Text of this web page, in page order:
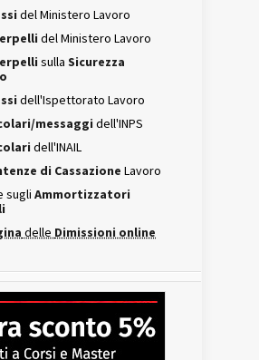
del Ministero Lavoro
del Ministero Lavoro
sulla Sicurezza
dell'Ispettorato Lavoro
messaggi dell'INPS
dell'INAIL
di Cassazione Lavoro
sugli Ammortizzatori
delle Dimissioni online